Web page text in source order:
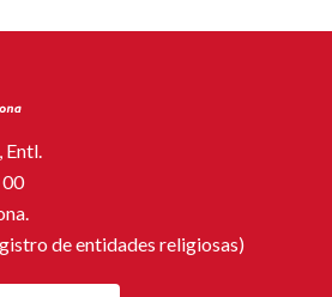
Entl.
de entidades religiosas)